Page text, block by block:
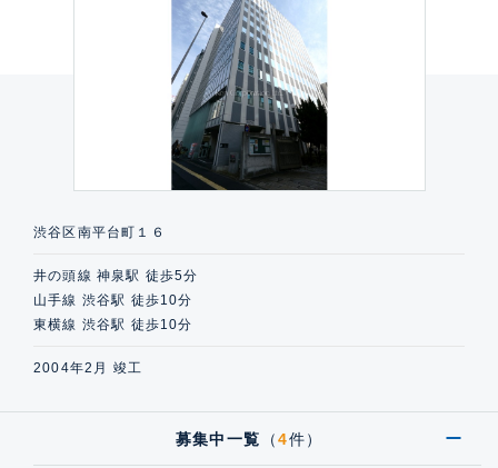
渋谷区南平台町１６
井の頭線 神泉駅 徒歩5分
山手線 渋谷駅 徒歩10分
東横線 渋谷駅 徒歩10分
2004年2月 竣工
募集中一覧 （4件）